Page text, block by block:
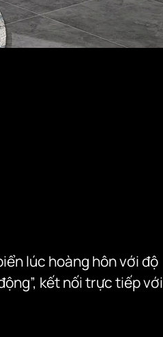
lúc hoàng hôn với độ
kết nối trực tiếp với